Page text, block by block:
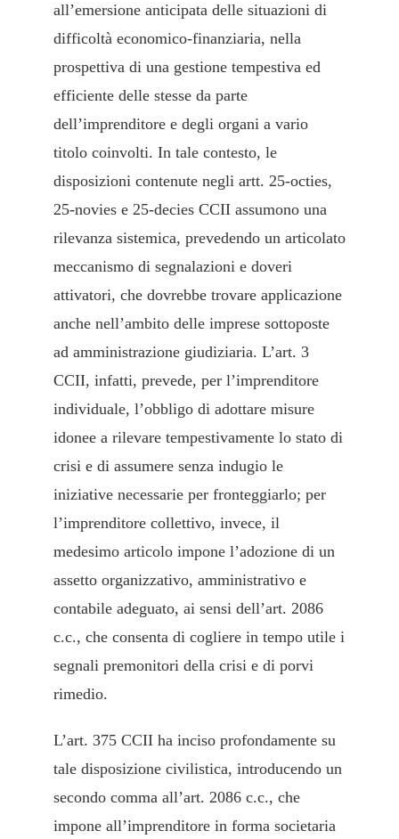
all’emersione anticipata delle situazioni di
difficoltà economico-finanziaria, nella
prospettiva di una gestione tempestiva ed
efficiente delle stesse da parte
dell’imprenditore e degli organi a vario
titolo coinvolti. In tale contesto, le
disposizioni contenute negli artt. 25-octies,
25-novies e 25-decies CCII assumono una
rilevanza sistemica, prevedendo un articolato
meccanismo di segnalazioni e doveri
attivatori, che dovrebbe trovare applicazione
anche nell’ambito delle imprese sottoposte
ad amministrazione giudiziaria. L’art. 3
CCII, infatti, prevede, per l’imprenditore
individuale, l’obbligo di adottare misure
idonee a rilevare tempestivamente lo stato di
crisi e di assumere senza indugio le
iniziative necessarie per fronteggiarlo; per
l’imprenditore collettivo, invece, il
medesimo articolo impone l’adozione di un
assetto organizzativo, amministrativo e
contabile adeguato, ai sensi dell’art. 2086
c.c., che consenta di cogliere in tempo utile i
segnali premonitori della crisi e di porvi
rimedio.
L’art. 375 CCII ha inciso profondamente su
tale disposizione civilistica, introducendo un
secondo comma all’art. 2086 c.c., che
impone all’imprenditore in forma societaria